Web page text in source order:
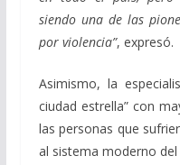
siendo una de las
por violencia”, expresó.
Asimismo, la
ciudad estrella” con
las personas que
al sistema moderno del